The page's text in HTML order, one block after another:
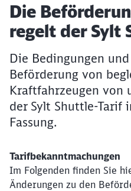
Artikel:
Die
regelt der Sylt
Die Bedingungen
Beförderung von
Kraftfahrzeugen von
der Sylt Shuttle-Tarif
Fassung.
Tarifbekanntmachungen
Im Folgenden finden Sie
Änderungen zu den